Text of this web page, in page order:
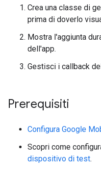
Crea una classe di
prima di doverlo
Mostra l'aggiunta
dell'app.
Gestisci i callback
Prerequisiti
Configura Google
Scopri come
dispositivo di test.